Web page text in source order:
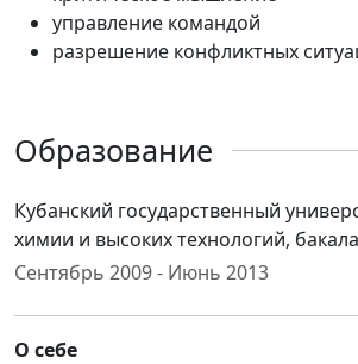
управление командой
разрешение конфликтных
Образование
Кубанский государственный
химии и высоких технологий,
Сентябрь 2009 - Июнь 2013
О себе